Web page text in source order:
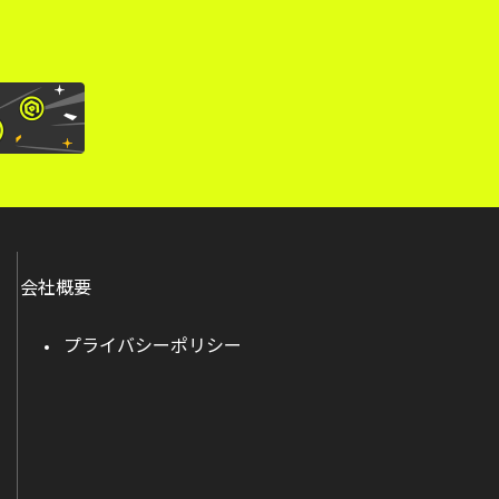
会社概要
プライバシーポリシー